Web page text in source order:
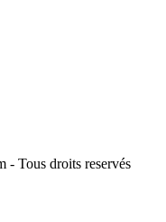
- Tous droits reservés